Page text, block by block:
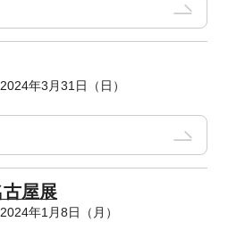
年3月31日（日）
屋展
年1月8日（月）